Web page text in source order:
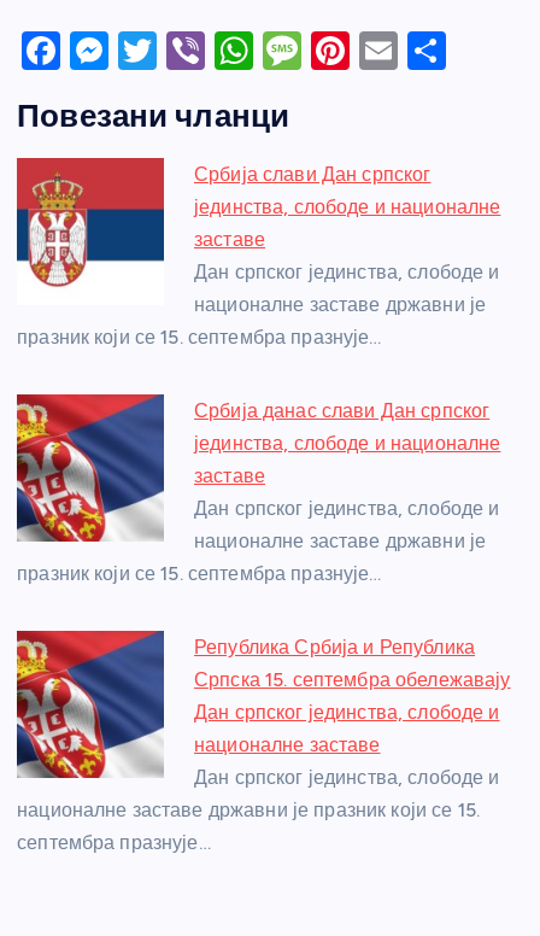
F
c
e
b
o
o
k
M
ss
e
n
T
itt
er
Vi
er
W
at
s
A
p
p
M
a
g
Pi
e
st
E
Повезани чланци
Србија слави Дан српског
јединства, слободе и националне
заставе
Дан српског јединства, слободе и
националне заставе државни је
празник који се 15. септембра празнује…
Србија данас слави Дан српског
јединства, слободе и националне
заставе
Дан српског јединства, слободе и
националне заставе државни је
празник који се 15. септембра празнује…
Република Србија и Република
Српска 15. септембра обележавају
Дан српског јединства, слободе и
националне заставе
Дан српског јединства, слободе и
националне заставе државни је празник који се 15.
септембра празнује…